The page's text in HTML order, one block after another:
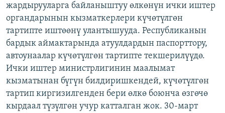
АЗАТТЫК+
ЫҢГАЙСЫЗ СУРООЛОР
ОНЛАЙН ШЕРИНЕ
ЭЕ/АРнун бардык сайттары
жардырууларга байланыштуу өлкөнүн ички иштер
органдарынын кызматкерлери күчөтүлгөн
тартипте иштөөнү улантышууда. Республиканын
бардык аймактарында атуулдардын паспорттору,
автоунаалар күчөтүлгөн тартипте текшерилүүдө.
Ички иштер министрлигинин маалымат
кызматынан бүгүн билдиришкендей, күчөтүлгөн
тартип киргизилгенден бери өлкө боюнча өзгөчө
кырдаал түзүлгөн учур катталган жок. 30-март